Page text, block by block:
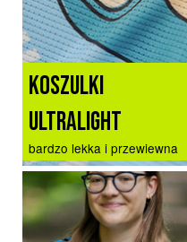
KOSZULKI
ULTRALIGHT
bardzo lekka i przewiewna